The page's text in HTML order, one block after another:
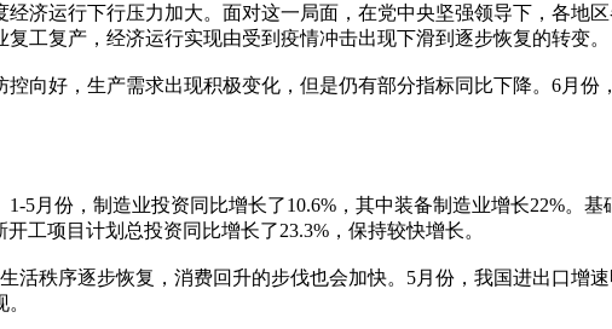
运行下行压力加大。面对这一局面，在党中央坚强领导下，各地
工复产，经济运行实现由受到疫情冲击出现下滑到逐步恢复的转变。
好，生产需求出现积极变化，但是仍有部分指标同比下降。6月份
份，制造业投资同比增长了10.6%，其中装备制造业增长22%。基
工项目计划总投资同比增长了23.3%，保持较快增长。
秩序逐步恢复，消费回升的步伐也会加快。5月份，我国进出口增